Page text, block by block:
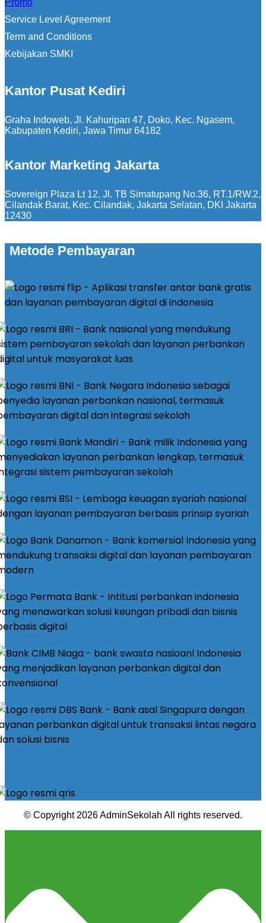
Promo
Service Level Agreement
Term and Conditions
Kebijakan SMKI
Kantor Pusat Kediri
Graha Indoweb, Jl. Kahuripan 47, Doko, Kec. Ngasem,
Kabupaten Kediri, Jawa Timur 64182
Kantor Marketing Jakarta
Sovereign Plaza Lt 12, Jl. TB Simatupang No.36, RT.1/RW.2,
Cilandak Barat, Kec. Cilandak, Jakarta Selatan, DKI Jakarta
12430
Metode Pembayaran
© Copyright 2026 AdminSekolah All rights reserved.